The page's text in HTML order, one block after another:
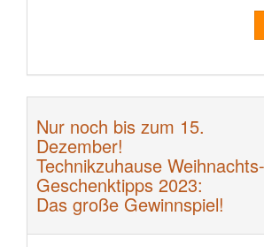
Nur noch bis zum 15.
Dezember!
Technikzuhause Weihnachts-
Geschenktipps 2023:
Das große Gewinnspiel!